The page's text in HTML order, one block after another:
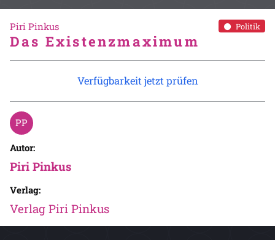
Politik
Piri Pinkus
Das Existenzmaximum
Verfügbarkeit jetzt prüfen
Autor:
Piri Pinkus
Verlag:
Verlag Piri Pinkus